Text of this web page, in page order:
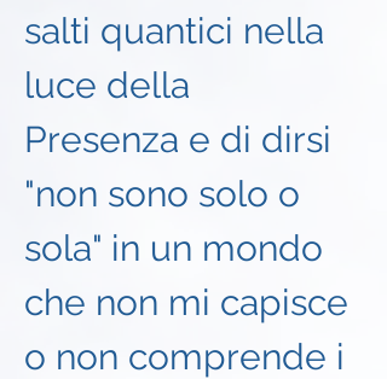
salti quantici nella
luce della
Presenza e di dirsi
"non sono solo o
sola" in un mondo
che non mi capisce
o non comprende i